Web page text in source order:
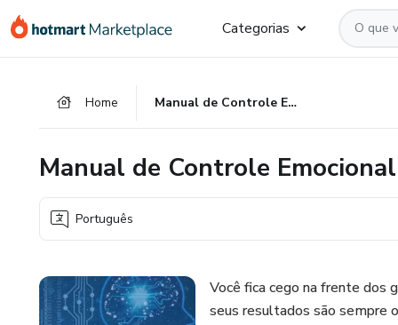
para
para
para
Categorias
Home Manual de Controle Emocional do Trader
Manual de Controle
Português
Você fica cego na frente dos
seus resultados são sempre